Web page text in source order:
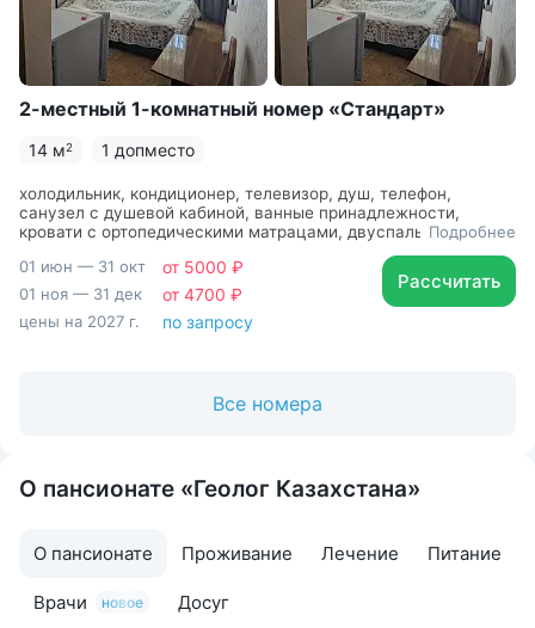
2-местный 1-комнатный номер «Стандарт»
14 м2 1 допместо
холодильник, кондиционер, телевизор, душ, телефон,
санузел с душевой кабиной, ванные принадлежности,
кровати с ортопедическими матрацами, двуспальная
умывальник, ванная комната
Подробнее
01 июн — 31 окт
от 5000 ₽
01 ноя — 31 дек от 4700 ₽
цены на 2027 г. по запросу
Рассчитать
Все номера
О пансионате «Геолог Казахстана»
О пансионате Проживание Лечение Питание
Врачи новое Досуг